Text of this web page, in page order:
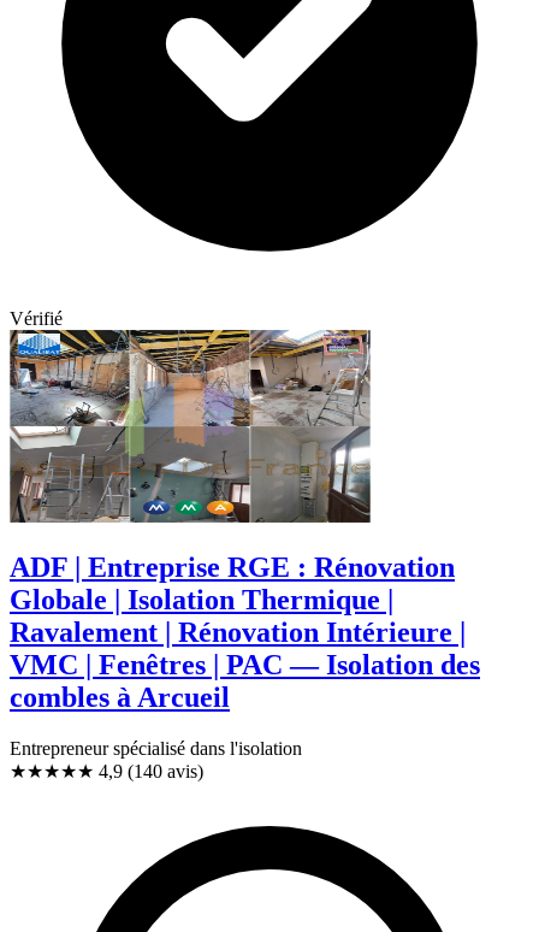
Vérifié
ADF | Entreprise RGE : Rénovation
Globale | Isolation Thermique |
Ravalement | Rénovation Intérieure |
VMC | Fenêtres | PAC — Isolation des
combles à Arcueil
Entrepreneur spécialisé dans l'isolation
★★★★★ 4,9 (140 avis)